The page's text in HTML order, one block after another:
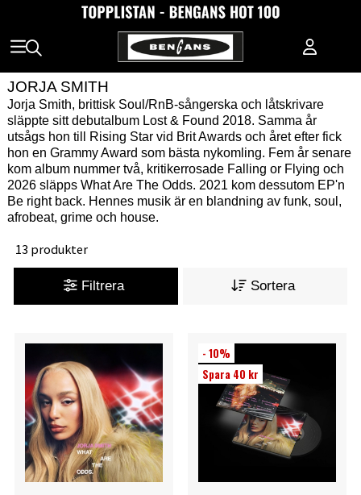
JORJA SMITH
Jorja Smith, brittisk Soul/RnB-sångerska och låtskrivare
släppte sitt debutalbum Lost & Found 2018. Samma år
utsågs hon till Rising Star vid Brit Awards och året efter fick
hon en Grammy Award som bästa nykomling. Fem år senare
kom album nummer två, kritikerrosade Falling or Flying och
2026 släpps What Are The Odds. 2021 kom dessutom EP'n
Be right back. Hennes musik är en blandning av funk, soul,
afrobeat, grime och house.
13 produkter
Filtrera Sortera
- 10%
Spara 40 kr